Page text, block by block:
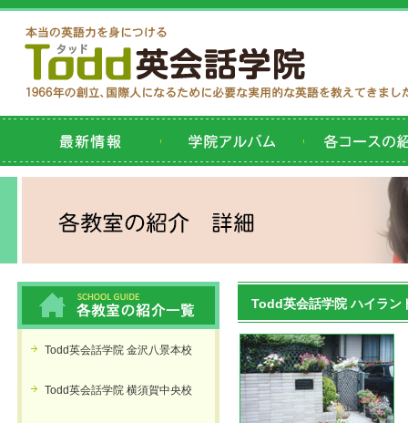
Todd英会話学院 金沢八景本校
Todd英会話学院 横須賀中央校
Todd英会話学院 ハイラン